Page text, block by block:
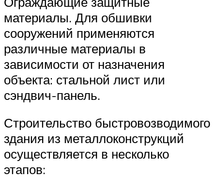
материалы. Для обшивки
сооружений применяются
различные материалы в
зависимости от назначения
объекта: стальной лист или
сэндвич-панель.
Строительство быстровозводимого
здания из металлоконструкций
осуществляется в несколько
этапов: